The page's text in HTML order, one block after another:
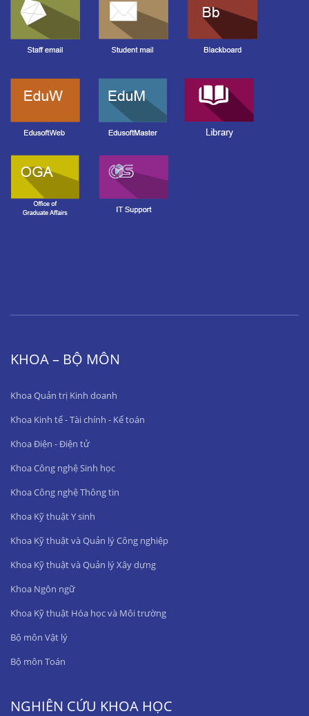
KHOA – BỘ MÔN
Khoa Quản trị Kinh doanh
Khoa Kinh tế - Tài chính - Kế toán
Khoa Điện - Điện tử
Khoa Công nghệ Sinh học
Khoa Công nghệ Thông tin
Khoa Kỹ thuật Y sinh
Khoa Kỹ thuật và Quản lý Công nghiệp
Khoa Kỹ thuật và Quản lý Xây dựng
Khoa Ngôn ngữ
Khoa Kỹ thuật Hóa học và Môi trường
Bộ môn Vật lý
Bộ môn Toán
NGHIÊN CỨU KHOA HỌC